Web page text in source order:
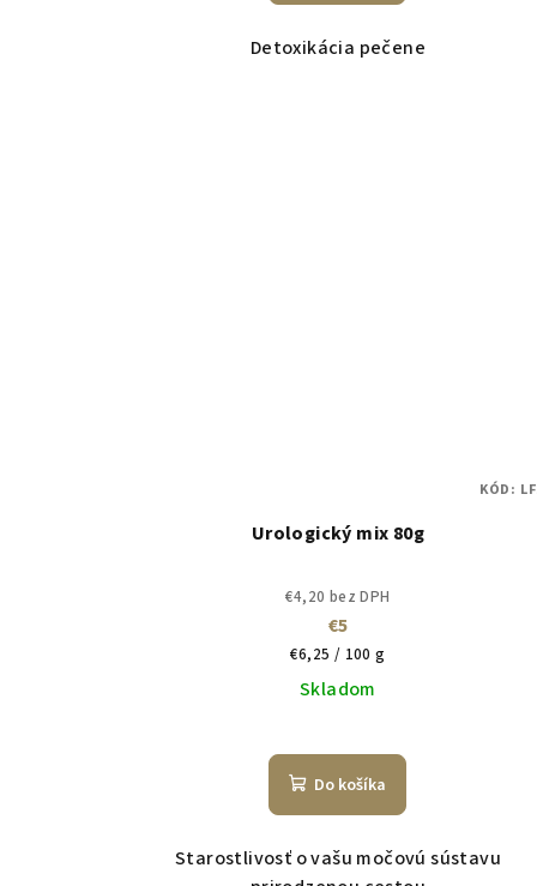
Detoxikácia pečene
Urologický mix 80g
€4,20 bez DPH
€5
Jednotková
cena:
€6,25 / 100 g
Skladom
Do košíka
Starostlivosť o vašu močovú sústavu
KÓD: